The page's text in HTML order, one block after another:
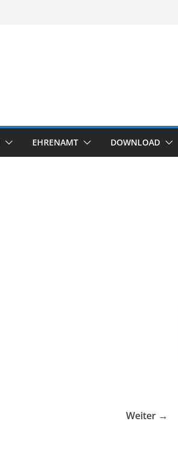
EHRENAMT DOWNLOAD
Weiter →